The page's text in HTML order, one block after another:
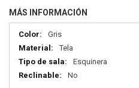
MÁS INFORMACIÓN
Más
información
Gris
Tela
Esquinera
No